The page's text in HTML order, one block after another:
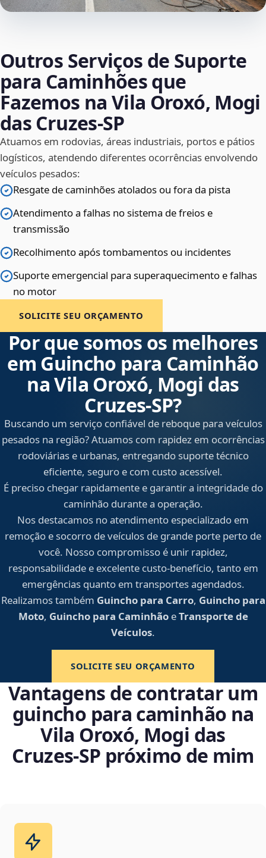
Outros Serviços de Suporte
para Caminhões que
Fazemos na Vila Oroxó, Mogi
das Cruzes‑SP
Atuamos em rodovias, áreas industriais, portos e pátios
logísticos, atendendo diferentes ocorrências envolvendo
veículos pesados:
Resgate de caminhões atolados ou fora da pista
Atendimento a falhas no sistema de freios e
transmissão
Recolhimento após tombamentos ou incidentes
Suporte emergencial para superaquecimento e falhas
no motor
SOLICITE SEU ORÇAMENTO
Por que somos os melhores
em Guincho para Caminhão
na Vila Oroxó, Mogi das
Cruzes‑SP?
Buscando um serviço confiável de reboque para veículos
pesados na região? Atuamos com rapidez em ocorrências
rodoviárias e urbanas, entregando suporte técnico
eficiente, seguro e com custo acessível.
É preciso chegar rapidamente e garantir a integridade do
caminhão durante a operação.
Nos destacamos no atendimento especializado em
remoção e socorro de veículos de grande porte perto de
você. Nosso compromisso é unir rapidez,
responsabilidade e excelente custo-benefício, tanto em
emergências quanto em transportes agendados.
Realizamos também Guincho para Carro, Guincho para
Moto, Guincho para CaminhãoeTransporte de
Veículos.
SOLICITE SEU ORÇAMENTO
Vantagens de contratar um
guincho para caminhão na
Vila Oroxó, Mogi das
Cruzes‑SP próximo de mim